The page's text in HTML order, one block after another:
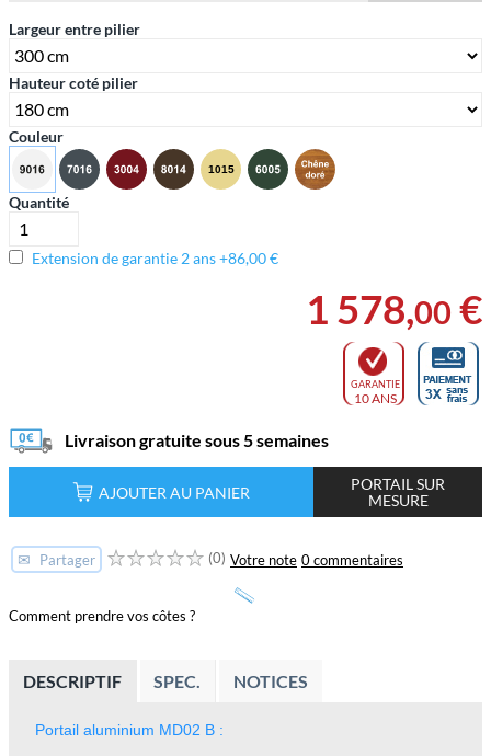
Largeur entre pilier
Hauteur coté pilier
Couleur
Quantité
Extension de garantie 2 ans +86,00 €
1 578,00 €
GARANTIE
10 ANS
Livraison gratuite sous 5 semaines
AJOUTER AU PANIER
PORTAIL SUR
MESURE
✉ Partager (0) Votre note 0 commentaires
Comment prendre vos côtes ?
DESCRIPTIF SPEC. NOTICES
Portail aluminium MD02 B :